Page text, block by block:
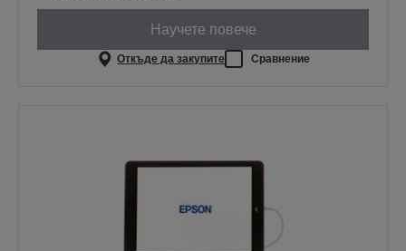
Научете повече
Откъде да закупите Сравнение